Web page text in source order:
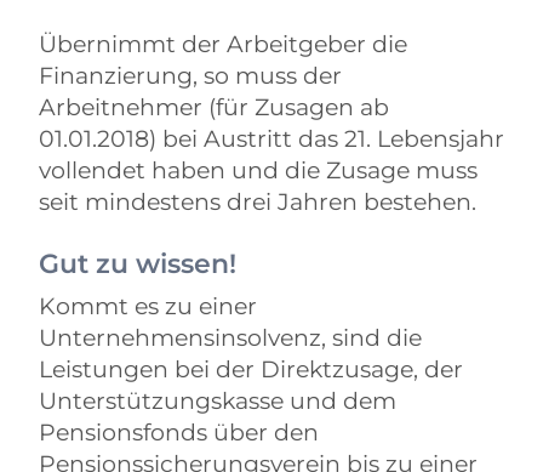
Übernimmt der Arbeitgeber die
Finanzierung, so muss der
Arbeitnehmer (für Zusagen ab
01.01.2018) bei Austritt das 21. Lebensjahr
vollendet haben und die Zusage muss
seit mindestens drei Jahren bestehen.
Gut zu wissen!
Kommt es zu einer
Unternehmensinsolvenz, sind die
Leistungen bei der Direktzusage, der
Unterstützungskasse und dem
Pensionsfonds über den
Pensionssicherungsverein bis zu einer